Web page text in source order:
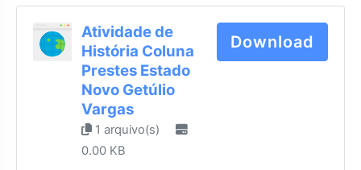
Atividade de
História Coluna
Prestes Estado
Novo Getúlio
Vargas
1 arquivo(s)
0.00 KB
Download